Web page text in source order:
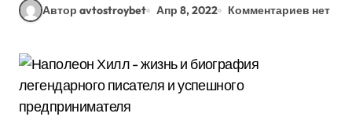
Автор avtostroybet Апр 8, 2022 Комментариев нет